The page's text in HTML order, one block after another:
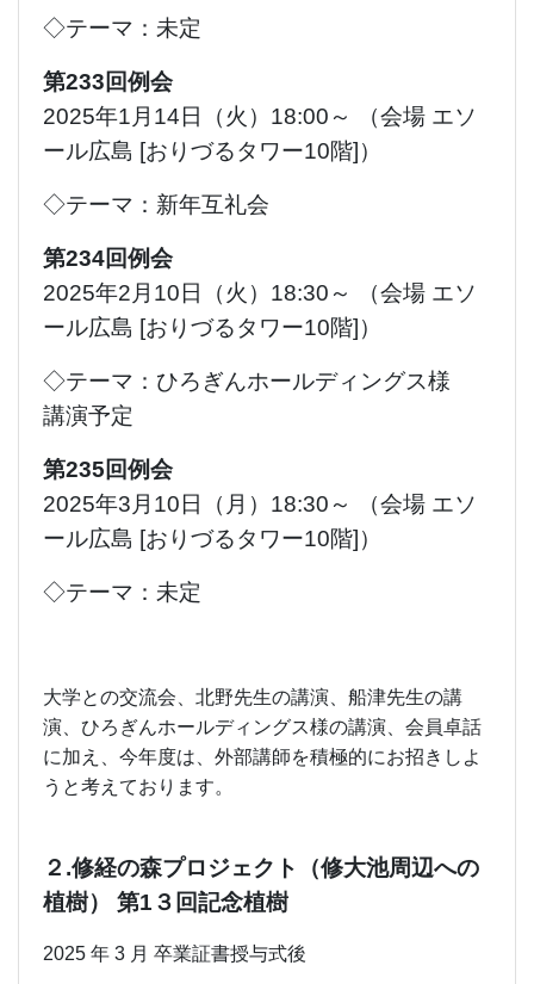
◇テーマ：未定
第233回例会
2025年1月14日（火）18:00～ （会場 エソ
ール広島 [おりづるタワー10階]）
◇テーマ：新年互礼会
第234回例会
2025年2月10日（火）18:30～ （会場 エソ
ール広島 [おりづるタワー10階]）
◇テーマ：ひろぎんホールディングス様
講演予定
第235回例会
2025年3月10日（月）18:30～ （会場 エソ
ール広島 [おりづるタワー10階]）
◇テーマ：未定
大学との交流会、北野先生の講演、船津先生の講
演、ひろぎんホールディングス様の講演、会員卓話
に加え、今年度は、外部講師を積極的にお招きしよ
うと考えております。
２.修経の森プロジェクト（修大池周辺への
植樹） 第1３回記念植樹
2025 年 3 月 卒業証書授与式後